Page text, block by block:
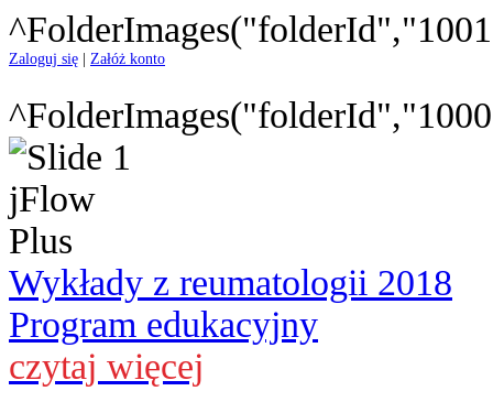
Zaloguj się Załóż konto
Wykłady z reumatologii 2018
Program edukacyjny
czytaj więcej